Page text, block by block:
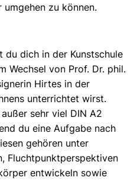
zu können.
du dich in der Kunstschule
Wechsel von Prof. Dr. phil.
Hirtes in der
unterrichtet wirst.
sehr viel DIN A2
du eine Aufgabe nach
gehören unter
Fluchtpunktperspektiven
entwickeln sowie